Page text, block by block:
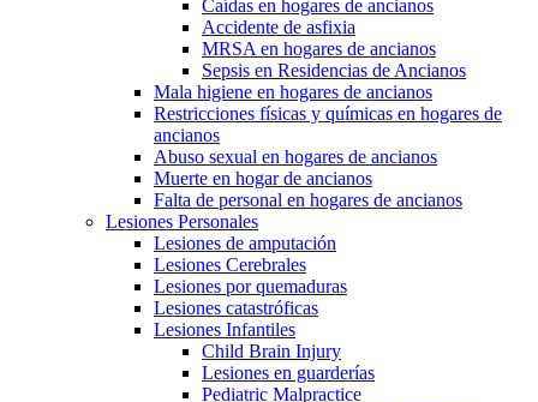
Caídas en hogares de ancianos
Accidente de asfixia
MRSA en hogares de ancianos
Sepsis en Residencias de Ancianos
Mala higiene en hogares de ancianos
Restricciones físicas y químicas en hogares de
ancianos
Abuso sexual en hogares de ancianos
Muerte en hogar de ancianos
Falta de personal en hogares de ancianos
Lesiones Personales
Lesiones de amputación
Lesiones Cerebrales
Lesiones por quemaduras
Lesiones catastróficas
Lesiones Infantiles
Child Brain Injury
Lesiones en guarderías
Pediatric Malpractice